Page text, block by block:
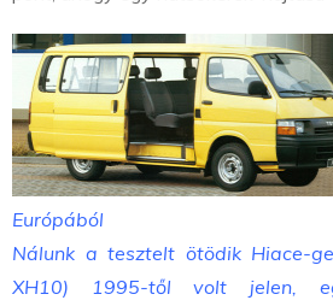
Európából
Nálunk a tesztelt ötödik Hiace-
XH10) 1995-től volt jelen,